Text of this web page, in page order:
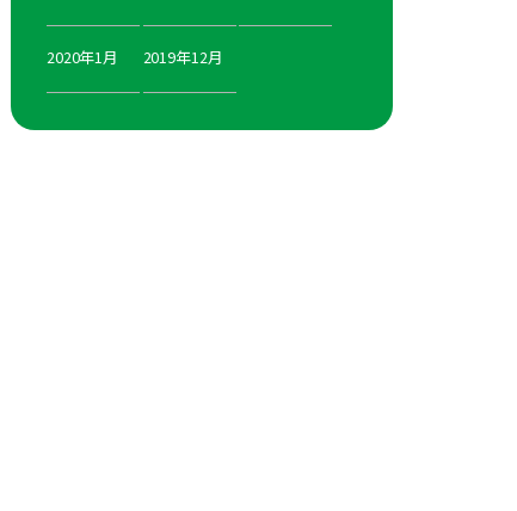
2020年1月 2019年12月